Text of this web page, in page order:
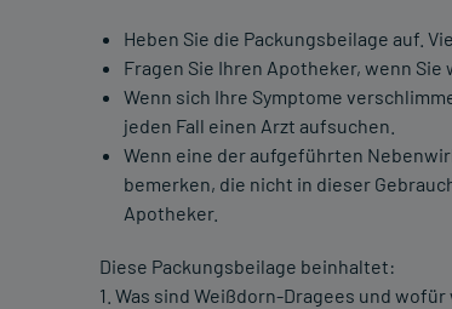
Heben Sie die Packungsbeilage auf.
Fragen Sie Ihren Apotheker, wenn
Wenn sich Ihre Symptome
jeden Fall einen Arzt aufsuchen.
Wenn eine der aufgeführten
bemerken, die nicht in dieser
Apotheker.
Diese Packungsbeilage beinhaltet:
1. Was sind Weißdorn-Dragees und